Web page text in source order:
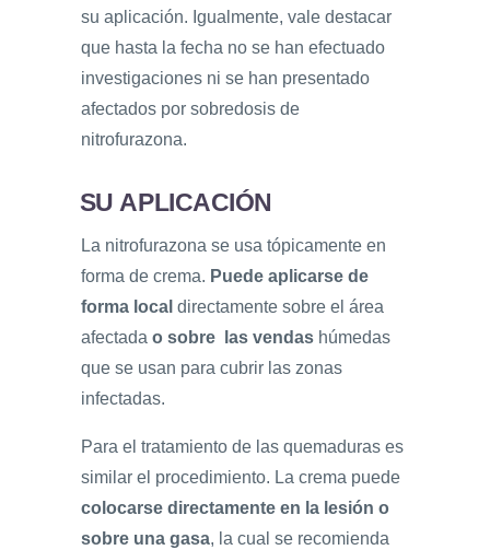
su aplicación. Igualmente, vale destacar
que hasta la fecha no se han efectuado
investigaciones ni se han presentado
afectados por sobredosis de
nitrofurazona.
SU APLICACIÓN
La nitrofurazona se usa tópicamente en
forma de crema. Puede aplicarse de
forma local directamente sobre el área
afectada o sobre las vendas húmedas
que se usan para cubrir las zonas
infectadas.
Para el tratamiento de las quemaduras es
similar el procedimiento. La crema puede
colocarse directamente en la lesión o
sobre una gasa, la cual se recomienda